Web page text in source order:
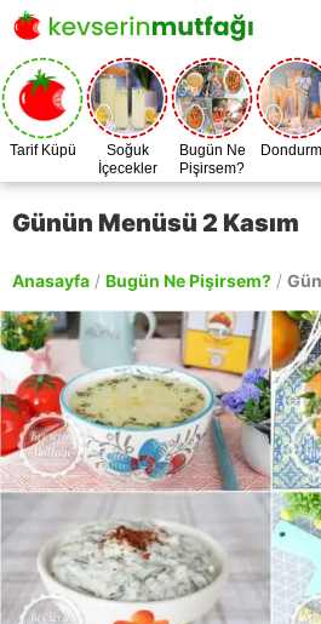
Tarif Küpü
Soğuk
İçecekler
Bugün Ne
Pişirsem?
Günün Menüsü 2 Kasım
Anasayfa / Bugün Ne Pişirsem? /